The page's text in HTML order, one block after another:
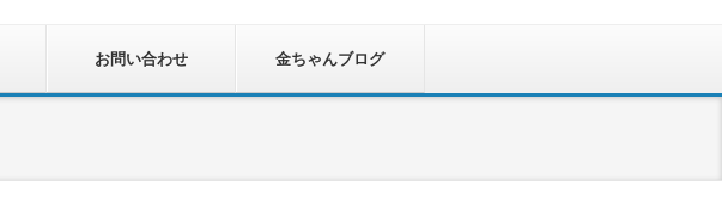
お問い合わせ 金ちゃんブログ